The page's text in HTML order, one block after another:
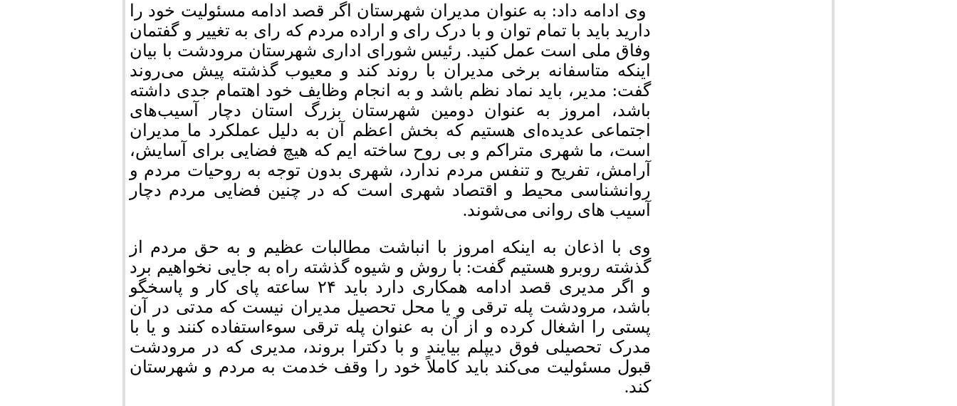
وی ادامه داد: به عنوان مدیران شهرستان اگر قصد ادامه مسئولیت خود را
دارید باید با تمام توان و با درک رای و اراده مردم که رای به تغییر و گفتمان
وفاق ملی است عمل کنید. رئیس شورای اداری شهرستان مرودشت با بیان
اینکه متاسفانه برخی مدیران با روند کند و معیوب گذشته پیش می‌روند
گفت: مدیر، باید نماد نظم باشد و به انجام وظایف خود اهتمام جدی داشته
باشد، امروز به عنوان دومین شهرستان بزرگ استان دچار آسیب‌های
اجتماعی عدیده‌ای هستیم که بخش اعظم آن به دلیل عملکرد ما مدیران
است، ما شهری متراکم و بی روح ساخته ایم که هیچ فضایی برای آسایش،
آرامش، تفریح و تنفس مردم ندارد، شهری بدون توجه به روحیات مردم و
روانشناسی محیط و اقتصاد شهری است که در چنین فضایی مردم دچار
آسیب های روانی می‌شوند.
وی با اذعان به اینکه امروز با انباشت مطالبات عظیم و به حق مردم از
گذشته روبرو هستیم گفت: با روش و شیوه گذشته راه به جایی نخواهیم برد
و اگر مدیری قصد ادامه همکاری دارد باید ۲۴ ساعته پای کار و پاسخگو
باشد، مرودشت پله ترقی و یا محل تحصیل مدیران نیست که مدتی در آن
پستی را اشغال کرده و از آن به عنوان پله ترقی سوءاستفاده کنند و یا با
مدرک تحصیلی فوق دیپلم بیایند و با دکترا بروند، مدیری که در مرودشت
قبول مسئولیت می‌کند باید کاملاً خود را وقف خدمت به مردم و شهرستان
کند.